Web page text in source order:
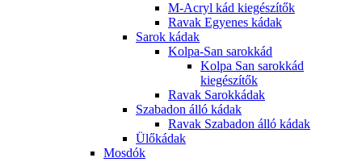
M-Acryl kád kiegészítők
Ravak Egyenes kádak
Sarok kádak
Kolpa-San sarokkád
Kolpa San sarokkád
kiegészítők
Ravak Sarokkádak
Szabadon álló kádak
Ravak Szabadon álló kádak
Ülőkádak
Mosdók